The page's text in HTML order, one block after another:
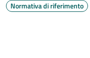
Normativa di riferimento